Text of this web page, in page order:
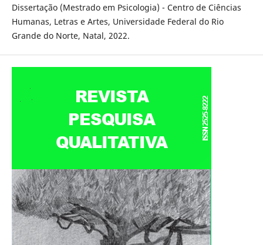
Dissertação (Mestrado em Psicologia) - Centro de Ciências
Humanas, Letras e Artes, Universidade Federal do Rio
Grande do Norte, Natal, 2022.